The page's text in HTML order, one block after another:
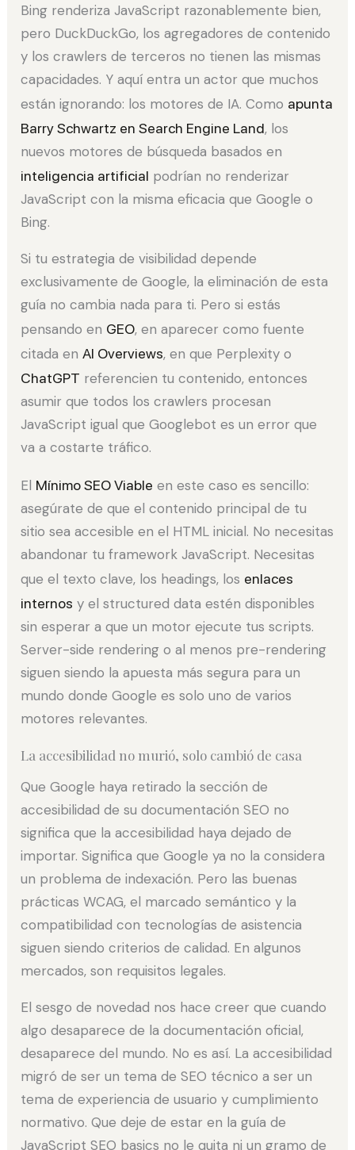
Bing renderiza JavaScript razonablemente bien,
pero DuckDuckGo, los agregadores de contenido
y los crawlers de terceros no tienen las mismas
capacidades. Y aquí entra un actor que muchos
están ignorando: los motores de IA. Como apunta
Barry Schwartz en Search Engine Land, los
nuevos motores de búsqueda basados en
inteligencia artificial podrían no renderizar
JavaScript con la misma eficacia que Google o
Bing.
Si tu estrategia de visibilidad depende
exclusivamente de Google, la eliminación de esta
guía no cambia nada para ti. Pero si estás
pensando en GEO, en aparecer como fuente
citada enAI Overviews, en que Perplexity o
ChatGPT referencien tu contenido, entonces
asumir que todos los crawlers procesan
JavaScript igual que Googlebot es un error que
va a costarte tráfico.
El Mínimo SEO Viable en este caso es sencillo:
asegúrate de que el contenido principal de tu
sitio sea accesible en el HTML inicial. No necesitas
abandonar tu framework JavaScript. Necesitas
que el texto clave, los headings, los enlaces
internos y el structured data estén disponibles
sin esperar a que un motor ejecute tus scripts.
Server-side rendering o al menos pre-rendering
siguen siendo la apuesta más segura para un
mundo donde Google es solo uno de varios
motores relevantes.
La accesibilidad no murió, solo cambió de casa
Que Google haya retirado la sección de
accesibilidad de su documentación SEO no
significa que la accesibilidad haya dejado de
importar. Significa que Google ya no la considera
un problema de indexación. Pero las buenas
prácticas WCAG, el marcado semántico y la
compatibilidad con tecnologías de asistencia
siguen siendo criterios de calidad. En algunos
mercados, son requisitos legales.
El sesgo de novedad nos hace creer que cuando
algo desaparece de la documentación oficial,
desaparece del mundo. No es así. La accesibilidad
migró de ser un tema de SEO técnico a ser un
tema de experiencia de usuario y cumplimiento
normativo. Que deje de estar en la guía de
JavaScript SEO basics no le quita ni un gramo de